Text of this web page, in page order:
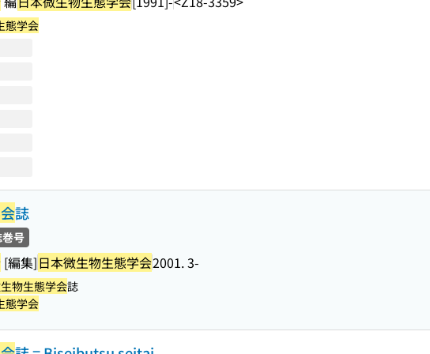
態学会
誌
号
[編集]日本微生物生態学会2001. 3-
物生態学会誌
態学会